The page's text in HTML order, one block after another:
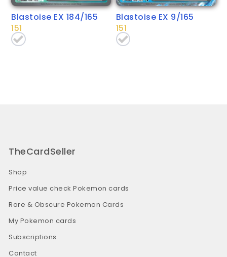
Blastoise EX 184/165
151
Blastoise EX 9/165
151
TheCardSeller
Shop
Price value check Pokemon cards
Rare & Obscure Pokemon Cards
My Pokemon cards
Subscriptions
Contact